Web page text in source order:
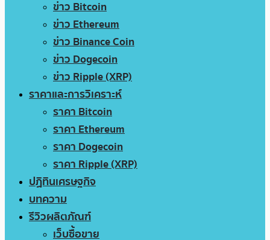
ข่าว Bitcoin
ข่าว Ethereum
ข่าว Binance Coin
ข่าว Dogecoin
ข่าว Ripple (XRP)
ราคาและการวิเคราะห์
ราคา Bitcoin
ราคา Ethereum
ราคา Dogecoin
ราคา Ripple (XRP)
ปฏิทินเศรษฐกิจ
บทความ
รีวิวผลิตภัณฑ์
เว็บซื้อขาย